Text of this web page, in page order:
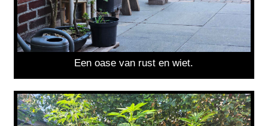
Een oase van rust en wiet.